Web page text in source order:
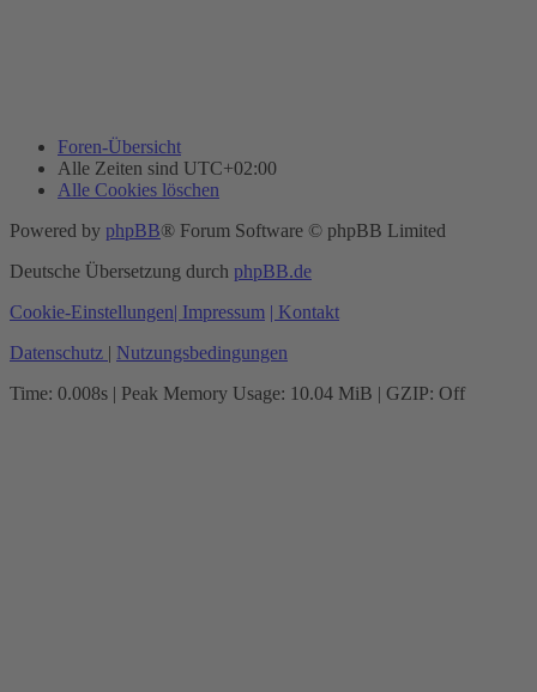
Foren-Übersicht
Alle Zeiten sind UTC+02:00
Alle Cookies löschen
Powered by phpBB® Forum Software © phpBB Limited
Deutsche Übersetzung durch phpBB.de
Cookie-Einstellungen| Impressum | Kontakt
Datenschutz | Nutzungsbedingungen
Time: 0.008s | Peak Memory Usage: 10.04 MiB | GZIP: Off